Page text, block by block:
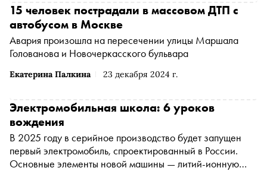
успех компаний через инновационный подход к
пользовательскому опыту и эмоциям. «Сноб»
разбирается, как промышленный дизайн помогает
органично вписывать в окружающую среду предметы,
адаптировать их под запросы общества и формировать
отношение к компании
Екатерина Палкина 23 декабря 2024 г.
15 человек пострадали в массовом ДТП с
автобусом в Москве
Авария произошла на пересечении улицы Маршала
Голованова и Новочеркасского бульвара
Электромобильная школа: 6 уроков
вождения
В 2025 году в серийное производство будет запущен
первый электромобиль, спроектированный в России.
Основные элементы новой машины — литий-ионную